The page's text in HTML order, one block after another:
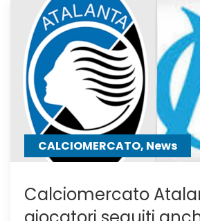
23,
Serie
C
Girone
B
CALCIOMERCATO, News
Calciomercato